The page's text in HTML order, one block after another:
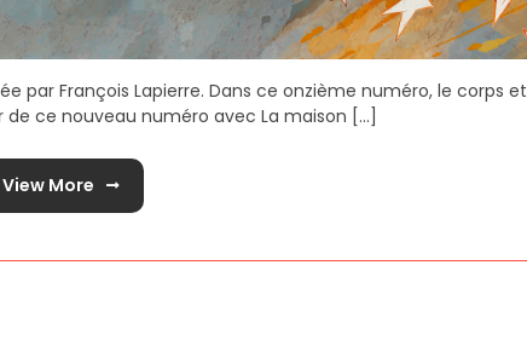
par François Lapierre. Dans ce onzième numéro, le corps et
ce nouveau numéro avec La maison [...]
View More